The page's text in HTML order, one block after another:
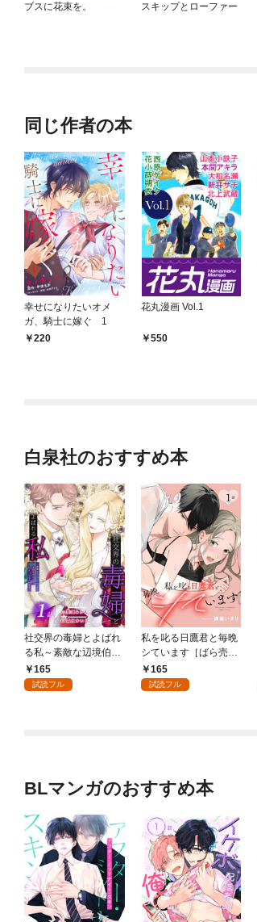
ブスに花束を。 スキップとローファー
同じ作者の本
幸せになりたいオメ
ガ、騎士に嫁ぐ 1
220
花丸漫画 Vol.1
550
白泉社のおすすめ本
社交界の毒婦とよばれ
る私～素敵な辺境伯令
息に腕を折られたの
で、責任とってもらい
165
試読フル
私を叱る日鷹君と毎晩
シています［ばら売
り］ 第1話
165
試読フル
BLマンガのおすすめ本